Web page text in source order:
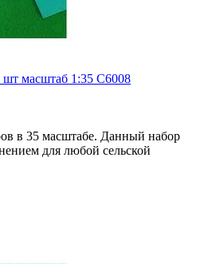
масштаб 1:35 C6008
в 35 масштабе. Данный набор
для любой сельской